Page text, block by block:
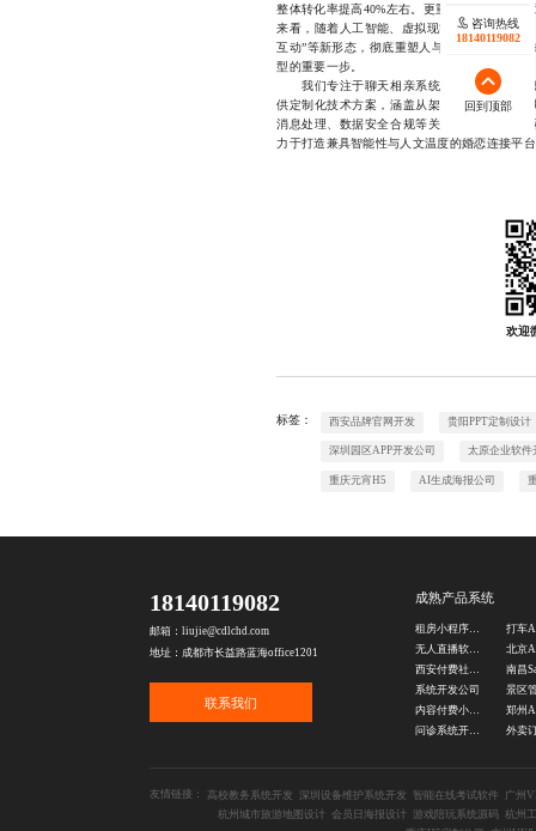
整体转化率提高40%左右。更重要的是，用户
来看，随着人工智能、虚拟现实等技术的融合
互动”等新形态，彻底重塑人与人之间的连接
型的重要一步。
我们专注于聊天相亲系统开发领域多年，
供定制化技术方案，涵盖从架构设计、核心
消息处理、数据安全合规等关键技术难题，
力于打造兼具智能性与人文温度的婚恋连接平
欢迎
标签： 西安品牌官网开发 贵阳PPT定制设计
深圳园区APP开发公司 太原企业软件
重庆元宵H5 AI生成海报公司
咨询热线
18140119082
回到顶部
18140119082
邮箱：liujie@cdlchd.com
地址：成都市长益路蓝海office1201
联系我们
成熟产品系统
租房小程序开发
无人直播软件开发
西安付费社群系统
系统开发公司
内容付费小程序开发
问诊系统开发公司
友情链接： 高校教务系统开发 深圳设备维护系统开发 智能在线考试软件 广州
杭州城市旅游地图设计
会员日海报设计 游戏陪玩系统源码 杭州